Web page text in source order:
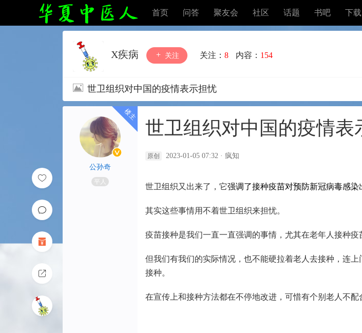
首页 问答 聚友会 社区 话题 书吧 下载
X疾病 关注 关注： 8 内容： 154
世卫组织对中国的疫情表示担忧
公孙奇
平人
世卫组织对中国的疫情表
原创 2023-01-05 07:32 · 疯知
世卫组织又出来了，它强调了接种疫苗对预防新冠病毒感染
其实这些事情用不着世卫组织来担忧。
疫苗接种是我们一直一直强调的事情，尤其在老年人接种疫
但我们有我们的实际情况，也不能硬拉着老人去接种，连
接种。
在宣传上和接种方法都在不停地改进，可惜有个别老人不配